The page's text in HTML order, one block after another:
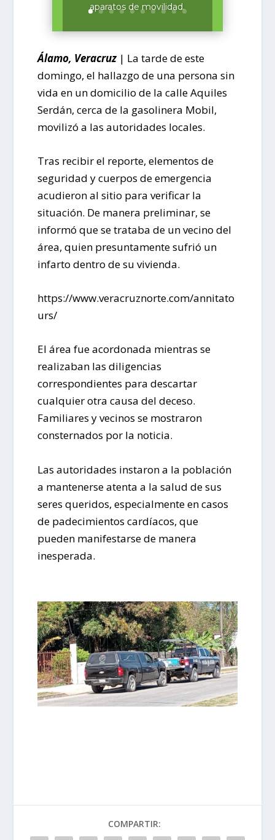
aparatos de movilidad.
Álamo, Veracruz | La tarde de este
domingo, el hallazgo de una persona sin
vida en un domicilio de la calle Aquiles
Serdán, cerca de la gasolinera Mobil,
movilizó a las autoridades locales.
Tras recibir el reporte, elementos de
seguridad y cuerpos de emergencia
acudieron al sitio para verificar la
situación. De manera preliminar, se
informó que se trataba de un vecino del
área, quien presuntamente sufrió un
infarto dentro de su vivienda.
https://www.veracruznorte.com/annitato
urs/
El área fue acordonada mientras se
realizaban las diligencias
correspondientes para descartar
cualquier otra causa del deceso.
Familiares y vecinos se mostraron
consternados por la noticia.
Las autoridades instaron a la población
a mantenerse atenta a la salud de sus
seres queridos, especialmente en casos
de padecimientos cardíacos, que
pueden manifestarse de manera
inesperada.
COMPARTIR: